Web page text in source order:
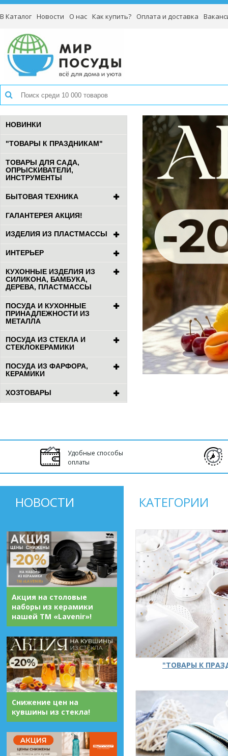
В Каталог Новости О нас Как купить? Оплата и доставка
НОВИНКИ
"ТОВАРЫ К ПРАЗДНИКАМ"
ТОВАРЫ ДЛЯ САДА,
ОПРЫСКИВАТЕЛИ,
ИНСТРУМЕНТЫ
БЫТОВАЯ ТЕХНИКА
ГАЛАНТЕРЕЯ АКЦИЯ!
ИЗДЕЛИЯ ИЗ ПЛАСТМАССЫ
ИНТЕРЬЕР
КУХОННЫЕ ИЗДЕЛИЯ ИЗ
СИЛИКОНА, БАМБУКА,
ДЕРЕВА, ПЛАСТМАССЫ
ПОСУДА И КУХОННЫЕ
ПРИНАДЛЕЖНОСТИ ИЗ
МЕТАЛЛА
ПОСУДА ИЗ СТЕКЛА И
СТЕКЛОКЕРАМИКИ
ПОСУДА ИЗ ФАРФОРА,
КЕРАМИКИ
ХОЗТОВАРЫ
Удобные способы
оплаты
НОВОСТИ
Акция на столовые
наборы из керамики
нашей ТМ «Lavenir»!
Снижение цен на
кувшины из стекла!
КАТЕГОРИИ
"ТОВАРЫ К